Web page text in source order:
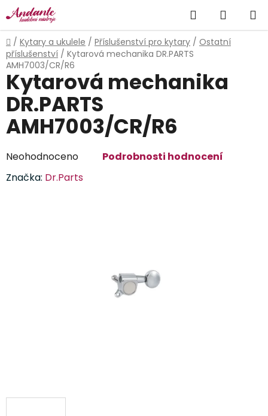
Přejít
na
obsah
Hledat
KOŠÍK
Domů
/ Kytary a ukulele / Příslušenství pro kytary / Ostatní
příslušenství / Kytarová mechanika DR.PARTS
AMH7003/CR/R6
Kytarová mechanika
DR.PARTS
AMH7003/CR/R6
Průměrné
produktu
Neohodnoceno
Podrobnosti hodnocení
Značka: Dr.Parts